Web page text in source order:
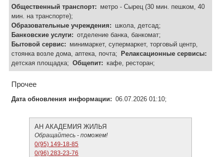
Общественный транспорт: метро - Сырец (30 мин. пешком, 40
мин. на транспорте);
Образовательные учреждения: школа, детсад;
Банковские услуги: отделение банка, банкомат;
Бытовой сервис: минимаркет, супермаркет, торговый центр,
стоянка возле дома, аптека, почта; Релаксационные сервисы:
детская площадка; Общепит: кафе, ресторан;
Прочее
Дата обновления информации: 06.07.2026 01:10;
АН АКАДЕМИЯ ЖИЛЬЯ
Обращайтесь - поможем!
0(95) 149-18-85
0(96) 283-23-76